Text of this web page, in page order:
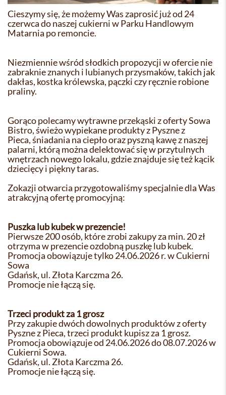
Cieszymy się, że możemy Was zaprosić już od 24
czerwca do naszej cukierni w Parku Handlowym
Matarnia po remoncie.
Niezmiennie wśród słodkich propozycji w ofercie nie
zabraknie znanych i lubianych przysmaków, takich jak
dakłas, kostka królewska, pączki czy ręcznie robione
praliny.
Gorąco polecamy wytrawne przekąski z oferty Sowa
Bistro, świeżo wypiekane produkty z Pyszne z
Pieca, śniadania na ciepło oraz pyszną kawę z naszej
palarni, którą można delektować się w przytulnych
wnętrzach nowego lokalu, gdzie znajduje się też kącik
dziecięcy i piękny taras.
Zokazji otwarcia przygotowaliśmy specjalnie dla Was
atrakcyjną ofertę promocyjną:
Puszka lub kubek w prezencie!
Pierwsze 200 osób, które zrobi zakupy za min. 20 zł
otrzyma w prezencie ozdobną puszkę lub kubek.
Promocja obowiązuje tylko 24.06.2026 r. w Cukierni
Sowa
Gdańsk, ul. Złota Karczma 26.
Promocje nie łączą się.
Trzeci produkt za 1 grosz
Przy zakupie dwóch dowolnych produktów z oferty
Pyszne z Pieca, trzeci produkt kupisz za 1 grosz.
Promocja obowiązuje od 24.06.2026 do 08.07.2026 w
Cukierni Sowa.
Gdańsk, ul. Złota Karczma 26.
Promocje nie łączą się.